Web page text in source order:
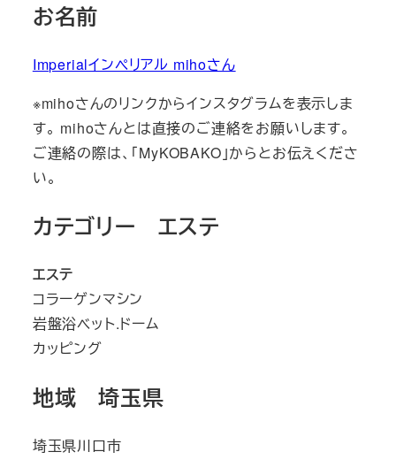
お名前
Imperialインペリアル mihoさん
※mihoさんのリンクからインスタグラムを表示しま
す。 mihoさんとは直接のご連絡をお願いします。
ご連絡の際は、「MyKOBAKO」からとお伝えくださ
い。
カテゴリー エステ
エステ
コラーゲンマシン
岩盤浴ベット.ドーム
カッピング
地域 埼玉県
埼玉県川口市